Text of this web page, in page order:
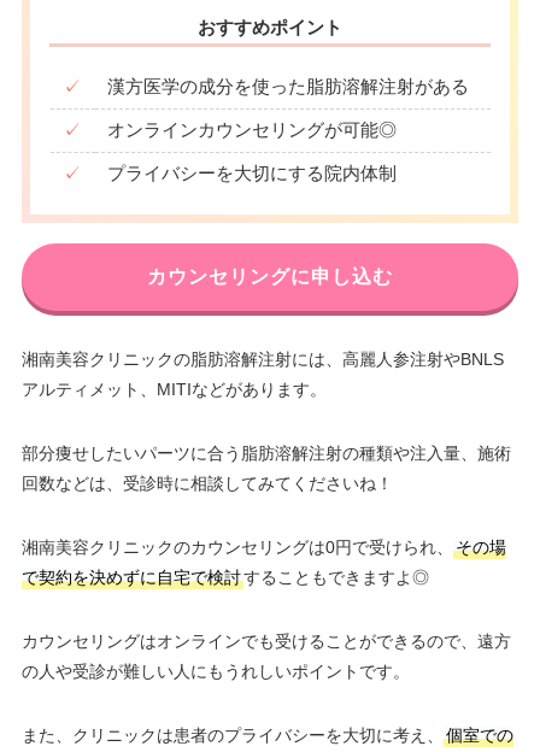
おすすめポイント
✓ 漢方医学の成分を使った脂肪溶解注射がある
✓ オンラインカウンセリングが可能◎
✓ プライバシーを大切にする院内体制
カウンセリングに申し込む
湘南美容クリニックの脂肪溶解注射には、高麗人参注射やBNLS
アルティメット、MITIなどがあります。
部分痩せしたいパーツに合う脂肪溶解注射の種類や注入量、施術
回数などは、受診時に相談してみてくださいね！
湘南美容クリニックのカウンセリングは0円で受けられ、
その場
で契約を決めずに自宅で検討することもできますよ◎
カウンセリングはオンラインでも受けることができるので、遠方
の人や受診が難しい人にもうれしいポイントです。
また、クリニックは患者のプライバシーを大切に考え、
個室での